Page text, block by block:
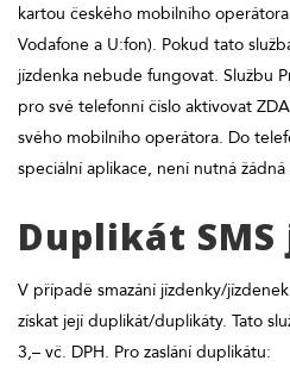
kartou českého mobilního
Vodafone a U:fon). Pokud tato
jízdenka nebude fungovat. Službu
pro své telefonní číslo aktivovat
svého mobilního operátora. Do
speciální aplikace, není nutná
Duplikát
V případě smazání jízdenky/
získat její duplikát/duplikáty. Tato
3,– vč. DPH. Pro zaslání duplikátu: